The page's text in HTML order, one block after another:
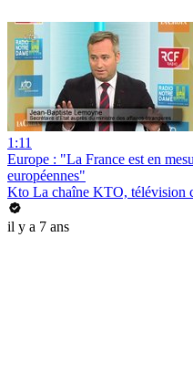
1:11
Europe : "La France est en
européennes"
Kto La chaîne KTO, télévision
il y a 7 ans